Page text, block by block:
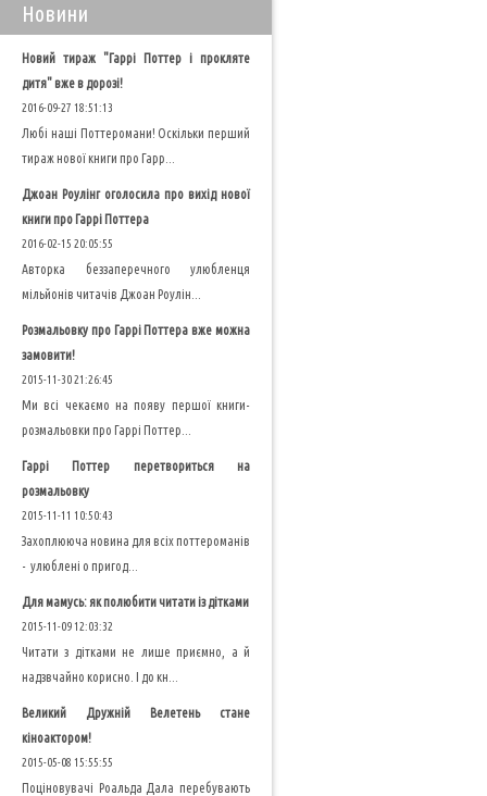
Новини
Новий тираж "Гаррі Поттер і прокляте
дитя" вже в дорозі!
2016-09-27 18:51:13
Любі наші Поттеромани! Оскільки перший
тираж нової книги про Гарр...
Джоан Роулінг оголосила про вихід нової
книги про Гаррі Поттера
2016-02-15 20:05:55
Авторка беззаперечного улюбленця
мільйонів читачів Джоан Роулін...
Розмальовку про Гаррі Поттера вже можна
замовити!
2015-11-30 21:26:45
Ми всі чекаємо на появу першої книги-
розмальовки про Гаррі Поттер...
Гаррі Поттер перетвориться на
розмальовку
2015-11-11 10:50:43
Захоплююча новина для всіх поттероманів
- улюблені о пригод...
Для мамусь: як полюбити читати із дітками
2015-11-09 12:03:32
Читати з дітками не лише приємно, а й
надзвчайно корисно. І до кн...
Великий Дружній Велетень стане
кіноактором!
2015-05-08 15:55:55
Поціновувачі Роальда Дала перебувають